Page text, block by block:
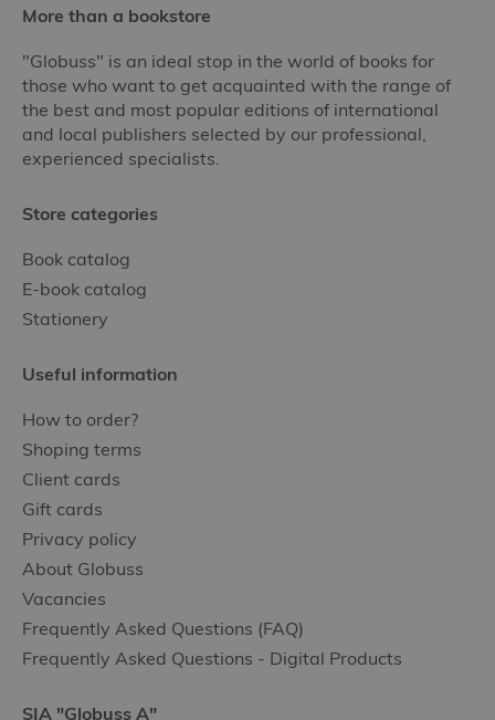
More than a bookstore
"Globuss" is an ideal stop in the world of books for
those who want to get acquainted with the range of
the best and most popular editions of international
and local publishers selected by our professional,
experienced specialists.
Store categories
Book catalog
E-book catalog
Stationery
Useful information
How to order?
Shoping terms
Client cards
Gift cards
Privacy policy
About Globuss
Vacancies
Frequently Asked Questions (FAQ)
Frequently Asked Questions - Digital Products
SIA "Globuss A"